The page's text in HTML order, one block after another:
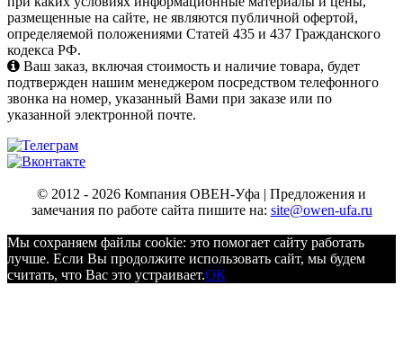
размещенные на сайте, не являются публичной офертой,
определяемой положениями Статей 435 и 437 Гражданского
кодекса РФ.
Ваш заказ, включая стоимость и наличие товара, будет
подтвержден нашим менеджером посредством телефонного
звонка на номер, указанный Вами при заказе или по
указанной электронной почте.
© 2012 - 2026 Компания ОВЕН-Уфа | Предложения и
замечания по работе сайта пишите на: site@owen-ufa.ru
Мы cохраняем файлы cookie: это помогает сайту работать
лучше. Если Вы продолжите использовать сайт, мы будем
считать, что Вас это устраивает.ОК